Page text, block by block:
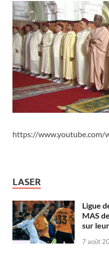
https://www.youtube.com/
LASER
Ligue
MAS
sur
7 août